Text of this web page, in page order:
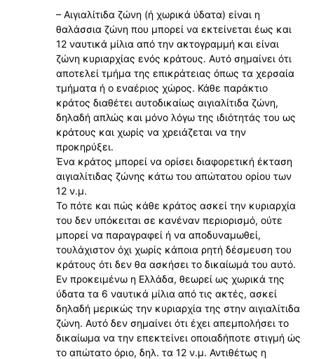
– Αιγιαλίτιδα ζώνη (ή χωρικά ύδατα) είναι η
θαλάσσια ζώνη που μπορεί να εκτείνεται έως και
12 ναυτικά μίλια από την ακτογραμμή και είναι
ζώνη κυριαρχίας ενός κράτους. Αυτό σημαίνει ότι
αποτελεί τμήμα της επικράτειας όπως τα χερσαία
τμήματα ή ο εναέριος χώρος. Κάθε παράκτιο
κράτος διαθέτει αυτοδικαίως αιγιαλίτιδα ζώνη,
δηλαδή απλώς και μόνο λόγω της ιδιότητάς του ως
κράτους και χωρίς να χρειάζεται να την
προκηρύξει.
Ένα κράτος μπορεί να ορίσει διαφορετική έκταση
αιγιαλίτιδας ζώνης κάτω του απώτατου ορίου των
12 ν.μ.
Το πότε και πώς κάθε κράτος ασκεί την κυριαρχία
του δεν υπόκειται σε κανέναν περιορισμό, ούτε
μπορεί να παραγραφεί ή να αποδυναμωθεί,
τουλάχιστον όχι χωρίς κάποια ρητή δέσμευση του
κράτους ότι δεν θα ασκήσει το δικαίωμά του αυτό.
Εν προκειμένω η Ελλάδα, θεωρεί ως χωρικά της
ύδατα τα 6 ναυτικά μίλια από τις ακτές, ασκεί
δηλαδή μερικώς την κυριαρχία της στην αιγιαλίτιδα
ζώνη. Αυτό δεν σημαίνει ότι έχει απεμπολήσει το
δικαίωμα να την επεκτείνει οποιαδήποτε στιγμή ώς
το απώτατο όριο, δηλ. τα 12 ν.μ. Αντιθέτως η